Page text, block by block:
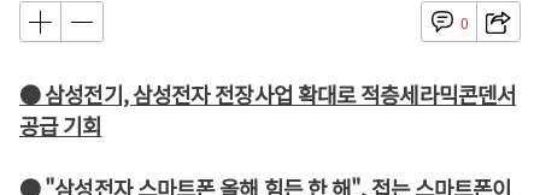
0
● 삼성전기, 삼성전자 전장사업 확대로 적층세라믹콘덴서
공급 기회
● "삼성전자 스마트폰 올해 힘든 한 해", 접는 스마트폰이